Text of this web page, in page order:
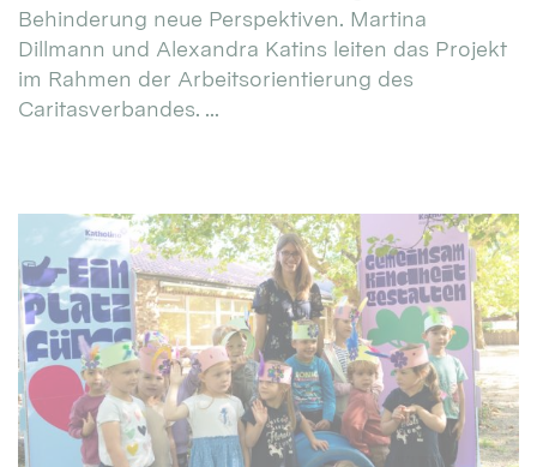
Behinderung neue Perspektiven. Martina
Dillmann und Alexandra Katins leiten das Projekt
im Rahmen der Arbeitsorientierung des
Caritasverbandes. ...